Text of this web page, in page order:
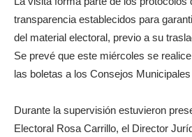
transparencia establecidos para
del material electoral, previo a su
Se prevé que este miércoles se
las boletas a los Consejos
Durante la supervisión estuvieron
Electoral Rosa Carrillo, el Director